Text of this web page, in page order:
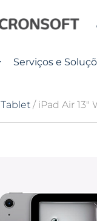
Serviços e
Tablet / iPad Air 13″